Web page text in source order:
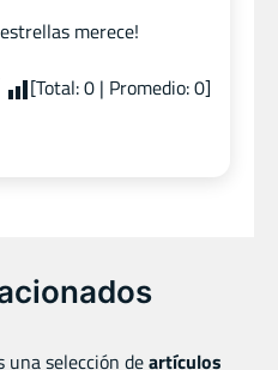
merece!
[Total:0| Promedio:0]
selección deartículos